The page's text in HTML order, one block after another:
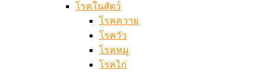
โรคในสัตว์
โรคควาย
โรควัว
โรคหมู
โรคไก่